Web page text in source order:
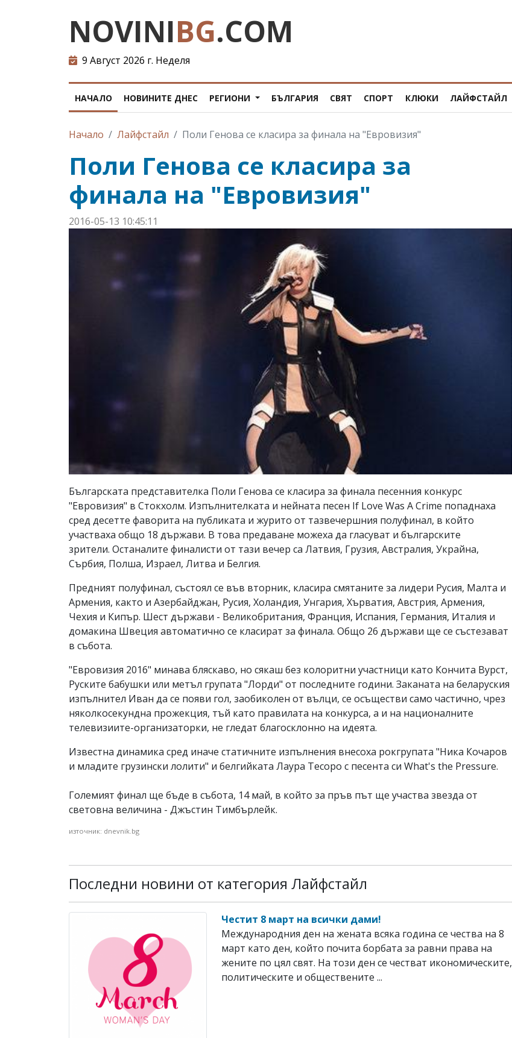
NOVINIBG.COM
9 Август 2026 г. Неделя
НАЧАЛО НОВИНИТЕ ДНЕС РЕГИОНИ БЪЛГАРИЯ СВЯТ СПОРТ КЛЮКИ ЛАЙФСТАЙЛ
Начало Лайфстайл Поли Генова се класира за финала на "Евровизия"
Поли Генова се класира за
финала на "Евровизия"
2016-05-13 10:45:11
Българската представителка Поли Генова се класира за финала песенния конкурс
"Евровизия" в Стокхолм. Изпълнителката и нейната песен If Love Was A Crime попаднаха
сред десетте фаворита на публиката и журито от тазвечершния полуфинал, в който
участваха общо 18 държави. В това предаване можеха да гласуват и българските
зрители. Останалите финалисти от тази вечер са Латвия, Грузия, Австралия, Украйна,
Сърбия, Полша, Израел, Литва и Белгия.
Предният полуфинал, състоял се във вторник, класира смятаните за лидери Русия, Малта и
Армения, както и Азербайджан, Русия, Холандия, Унгария, Хърватия, Австрия, Армения,
Чехия и Кипър. Шест държави - Великобритания, Франция, Испания, Германия, Италия и
домакина Швеция автоматично се класират за финала. Общо 26 държави ще се състезават
в събота.
"Евровизия 2016" минава бляскаво, но сякаш без колоритни участници като Кончита Вурст,
Руските бабушки или метъл групата "Лорди" от последните години. Заканата на беларуския
изпълнител Иван да се появи гол, заобиколен от вълци, се осъществи само частично, чрез
няколкосекундна прожекция, тъй като правилата на конкурса, а и на националните
телевизиите-организаторки, не гледат благосклонно на идеята.
Известна динамика сред иначе статичните изпълнения внесоха рокгрупата "Ника Кочаров
и младите грузински лолити" и белгийката Лаура Тесоро с песента си What's the Pressure.
Големият финал ще бъде в събота, 14 май, в който за пръв път ще участва звезда от
световна величина - Джъстин Тимбърлейк.
източник: dnevnik.bg
Последни новини от категория Лайфстайл
Честит 8 март на всички дами!
Международния ден на жената всяка година се чества на 8
март като ден, който почита борбата за равни права на
жените по цял свят. На този ден се честват икономическите,
политическите и обществените ...